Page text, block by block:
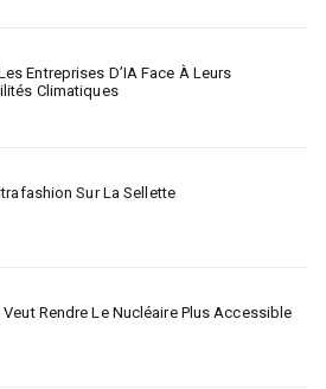
Entreprises D’IA Face À Leurs
Climatiques
Sur La Sellette
Veut Rendre Le Nucléaire Plus Accessible